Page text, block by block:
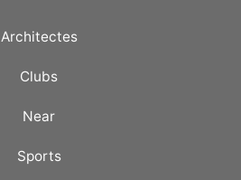
Architectes
Clubs
Near
Sports